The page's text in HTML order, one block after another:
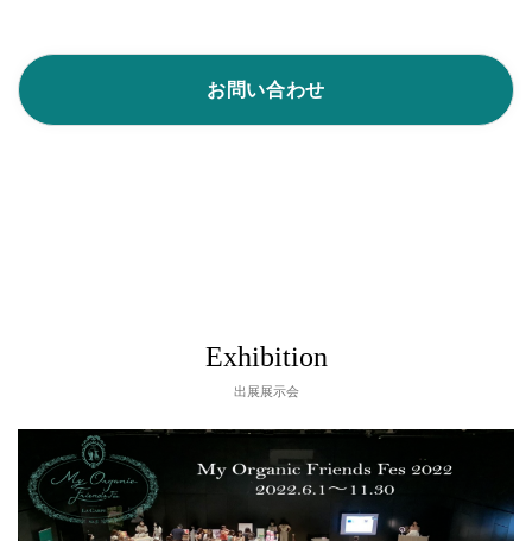
お問い合わせ
Exhibition
出展展示会